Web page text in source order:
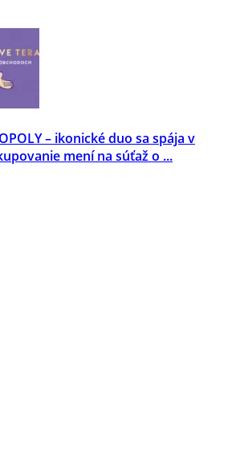
– ikonické duo sa spája v
mení na súťaž o ...